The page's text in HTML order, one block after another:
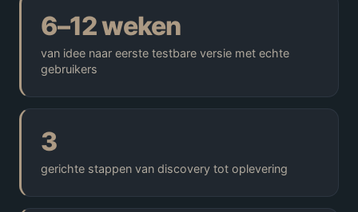
6–12 weken
van idee naar eerste testbare versie met echte
gebruikers
3
gerichte stappen van discovery tot oplevering